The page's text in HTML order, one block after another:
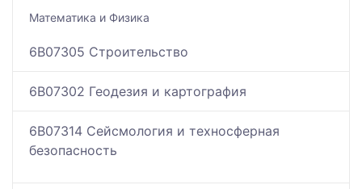
Математика и Физика
6B07305 Строительство
6B07302 Геодезия и картография
6B07314 Сейсмология и техносферная
безопасность